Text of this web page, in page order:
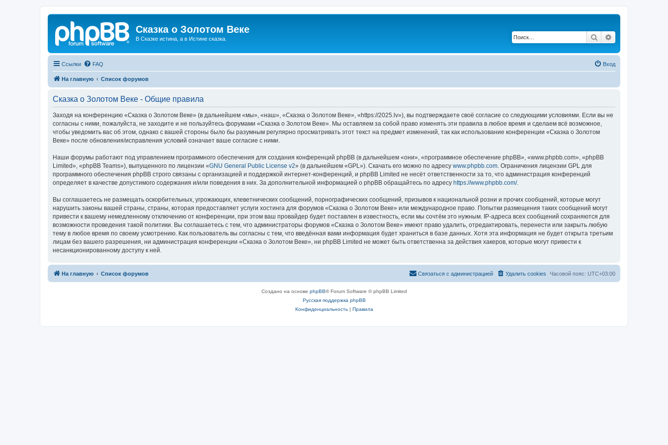
Сказка о Золотом Веке
В Сказке истина, а в Истине сказка. Поиск
Ссылки FAQ Вход
На главную Список форумов
Сказка о Золотом Веке - Общие правила
Заходя на конференцию «Сказка о Золотом Веке» (в дальнейшем «мы», «наш», «Сказка о Золотом Веке», «https://2025.lv»), вы подтверждаете своё согласие со следующими условиями. Если вы не
согласны с ними, пожалуйста, не заходите и не пользуйтесь форумами «Сказка о Золотом Веке». Мы оставляем за собой право изменять эти правила в любое время и сделаем всё возможное,
чтобы уведомить вас об этом, однако с вашей стороны было бы разумным регулярно просматривать этот текст на предмет изменений, так как использование конференции «Сказка о Золотом
Веке» после обновления/исправления условий означает ваше согласие с ними.
Наши форумы работают под управлением программного обеспечения для создания конференций phpBB (в дальнейшем «они», «программное обеспечение phpBB», «www.phpbb.com», «phpBB
Limited», «phpBB Teams»), выпущенного по лицензии «GNU General Public License v2» (в дальнейшем «GPL»). Скачать его можно по адресу www.phpbb.com . Ограничения лицензии GPL для
программного обеспечения phpBB строго связаны с организацией и поддержкой интернет-конференций, и phpBB Limited не несёт ответственности за то, что администрация конференций
определяет в качестве допустимого содержания и/или поведения в них. За дополнительной информацией о phpBB обращайтесь по адресу https://www.phpbb.com/.
Вы соглашаетесь не размещать оскорбительных, угрожающих, клеветнических сообщений, порнографических сообщений, призывов к национальной розни и прочих сообщений, которые могут
нарушить законы вашей страны, страны, которая предоставляет услуги хостинга для форумов «Сказка о Золотом Веке» или международное право. Попытки размещения таких сообщений могут
привести к вашему немедленному отключению от конференции, при этом ваш провайдер будет поставлен в известность, если мы сочтём это нужным. IP-адреса всех сообщений сохраняются для
возможности проведения такой политики. Вы соглашаетесь с тем, что администраторы форумов «Сказка о Золотом Веке» имеют право удалить, отредактировать, перенести или закрыть любую
тему в любое время по своему усмотрению. Как пользователь вы согласны с тем, что введённая вами информация будет храниться в базе данных. Хотя эта информация не будет открыта третьим
лицам без вашего разрешения, ни администрация конференции «Сказка о Золотом Веке», ни phpBB Limited не может быть ответственна за действия хакеров, которые могут привести к
несанкционированному доступу к ней.
На главную Список форумов Часовой пояс: UTC+03:00
Удалить cookies
Связаться с администрацией
Создано на основе phpBB® Forum Software © phpBB Limited
Русская поддержка phpBB
Конфиденциальность| Правила